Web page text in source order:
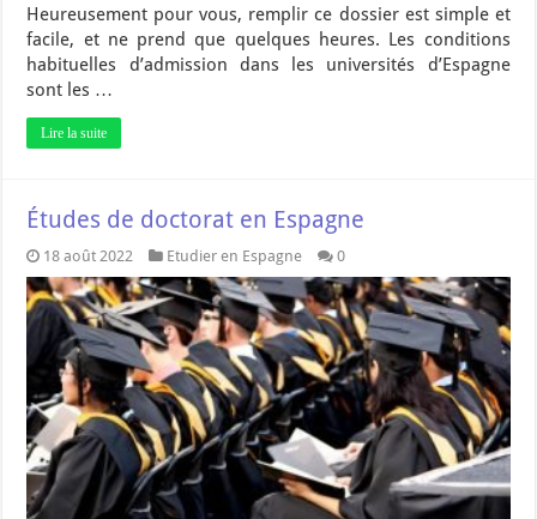
Heureusement pour vous, remplir ce dossier est simple et
facile, et ne prend que quelques heures. Les conditions
habituelles d’admission dans les universités d’Espagne
sont les …
Lire la suite
Études de doctorat en Espagne
18 août 2022 Etudier en Espagne 0